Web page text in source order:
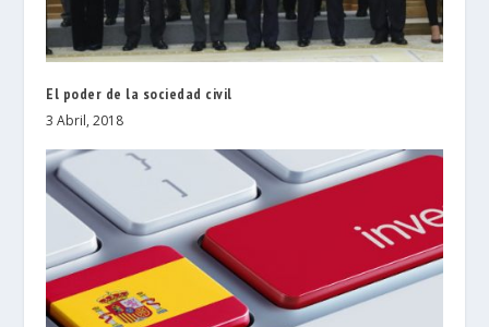
El poder de la sociedad civil
3 Abril, 2018